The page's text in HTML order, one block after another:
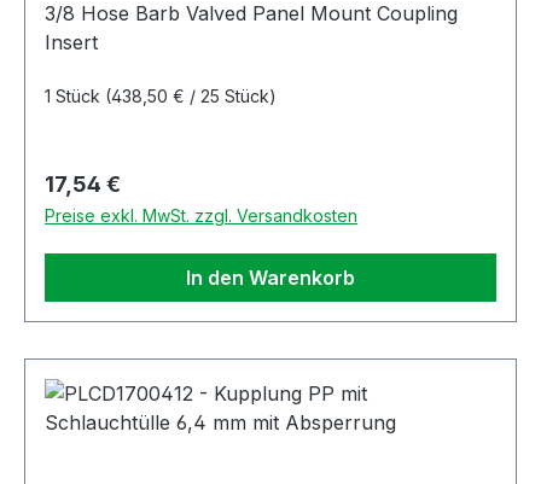
3/8 Hose Barb Valved Panel Mount Coupling
Insert
1 Stück (438,50 € / 25 Stück)
Regulärer Preis:
17,54 €
Preise exkl. MwSt. zzgl. Versandkosten
In den Warenkorb